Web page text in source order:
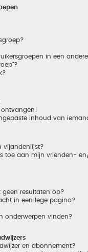
in een
ontvangen!
inhoud van
vijandenlijst?
toe aan mijn vrienden-
geen resultaten op?
in een lege pagina?
onderwerpen vinden?
en abonnement?